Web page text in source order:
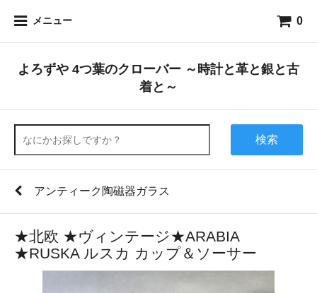
メニュー 0
よろずや 4つ葉のクローバー ～時計と革と銀と古
着と～
検索
アンティーク陶磁器ガラス
★北欧 ★ヴィンテージ★ARABIA
★RUSKA ルスカ カップ＆ソーサー